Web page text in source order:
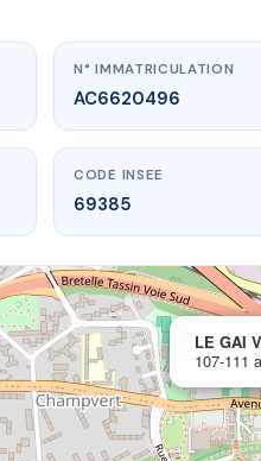
www.vme.plus/
LE GAI VALLON
av barthelemy buyer
N° IMMATRICULATION
AC6620496
CODE INSEE
69385
LE GAI
107-111